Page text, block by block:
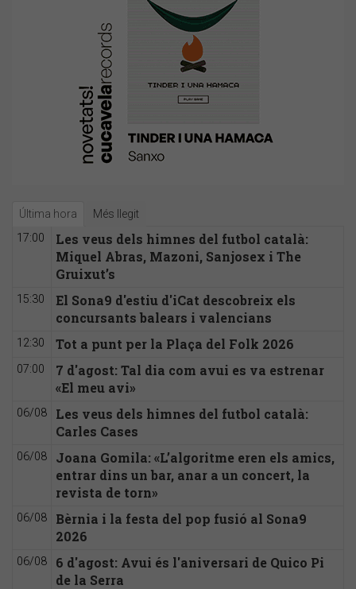
Última hora Més llegit
17:00
Les veus dels himnes del futbol català:
Miquel Abras, Mazoni, Sanjosex i The
Gruixut’s
15:30
El Sona9 d'estiu d'iCat descobreix els
concursants balears i valencians
12:30 Tot a punt per la Plaça del Folk 2026
07:00
7 d'agost: Tal dia com avui es va estrenar
«El meu avi»
06/08
Les veus dels himnes del futbol català:
Carles Cases
06/08
Joana Gomila: «L’algoritme eren els amics,
entrar dins un bar, anar a un concert, la
revista de torn»
06/08
Bèrnia i la festa del pop fusió al Sona9
2026
06/08
6 d'agost: Avui és l'aniversari de Quico Pi
de la Serra